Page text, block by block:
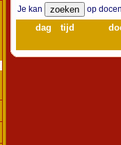
Je kan
op
dag tijd